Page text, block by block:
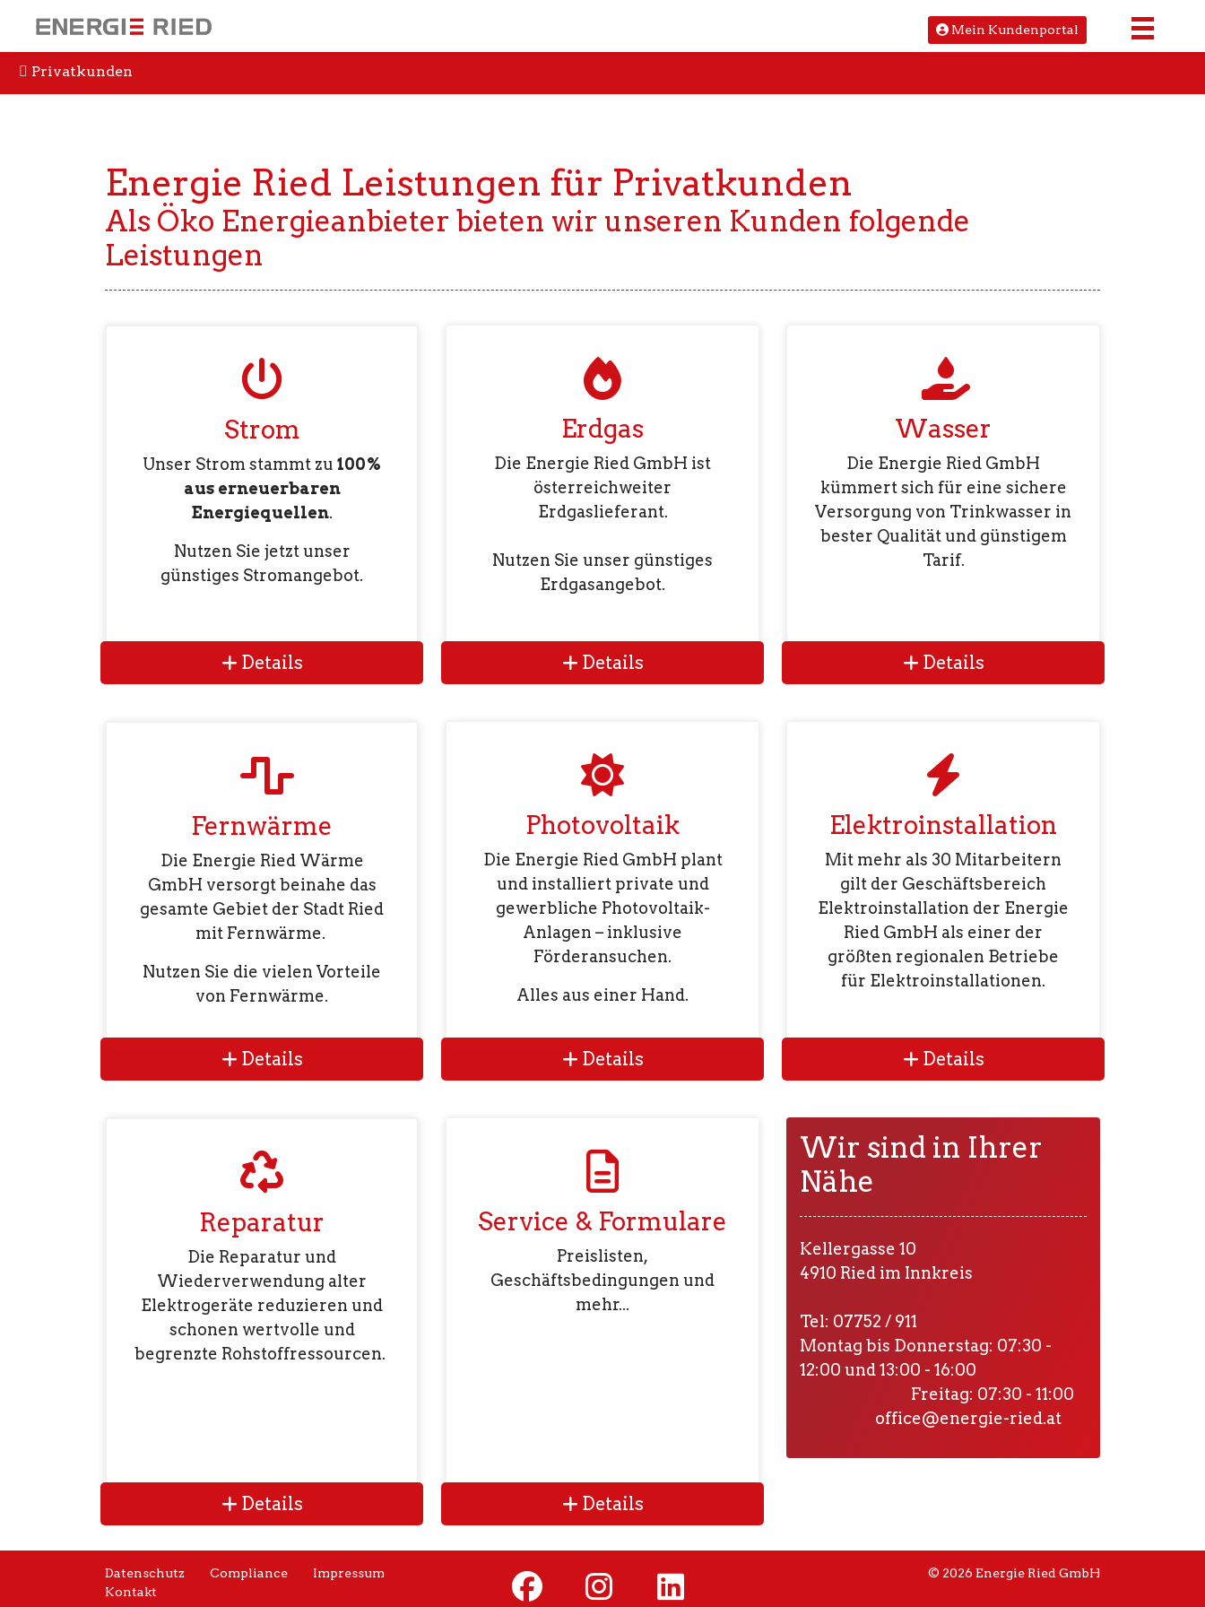
Mein Kundenportal
Privatkunden
Energie Ried Leistungen für Privatkunden
Als Öko Energieanbieter bieten wir unseren Kunden folgende
Leistungen
Strom
Unser Strom stammt zu 100%
aus erneuerbaren
Energiequellen.
Nutzen Sie jetzt unser
günstiges Stromangebot.
Erdgas
Die Energie Ried GmbH ist
österreichweiter
Erdgaslieferant.
Nutzen Sie unser günstiges
Erdgasangebot.
Wasser
Die Energie Ried GmbH
kümmert sich für eine sichere
Versorgung von Trinkwasser in
bester Qualität und günstigem
Tarif.
Details Details Details
Fernwärme
Die Energie Ried Wärme
GmbH versorgt beinahe das
gesamte Gebiet der Stadt Ried
mit Fernwärme.
Nutzen Sie die vielen Vorteile
von Fernwärme.
Photovoltaik
Die Energie Ried GmbH plant
und installiert private und
gewerbliche Photovoltaik-
Anlagen – inklusive
Förderansuchen.
Alles aus einer Hand.
Elektroinstallation
Mit mehr als 30 Mitarbeitern
gilt der Geschäftsbereich
Elektroinstallation der Energie
Ried GmbH als einer der
größten regionalen Betriebe
für Elektroinstallationen.
Details Details Details
Reparatur
Die Reparatur und
Wiederverwendung alter
Elektrogeräte reduzieren und
schonen wertvolle und
begrenzte Rohstoffressourcen.
Service & Formulare
Preislisten,
Geschäftsbedingungen und
mehr...
Wir sind in Ihrer
Nähe
Kellergasse 10
4910 Ried im Innkreis
Tel: 07752 / 911
Montag bis Donnerstag: 07:30 -
12:00 und 13:00 - 16:00
Freitag: 07:30 - 11:00
office@energie-ried.at
Details Details
Datenschutz Compliance
Impressum
Kontakt
fab fab fab © 2026 Energie Ried GmbH